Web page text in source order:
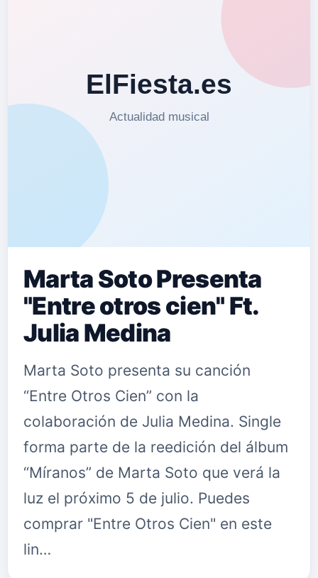
Marta Soto Presenta
"Entre otros cien" Ft.
Julia Medina
Marta Soto presenta su canción
“Entre Otros Cien” con la
colaboración de Julia Medina. Single
forma parte de la reedición del álbum
“Míranos” de Marta Soto que verá la
luz el próximo 5 de julio. Puedes
comprar "Entre Otros Cien" en este
lin…